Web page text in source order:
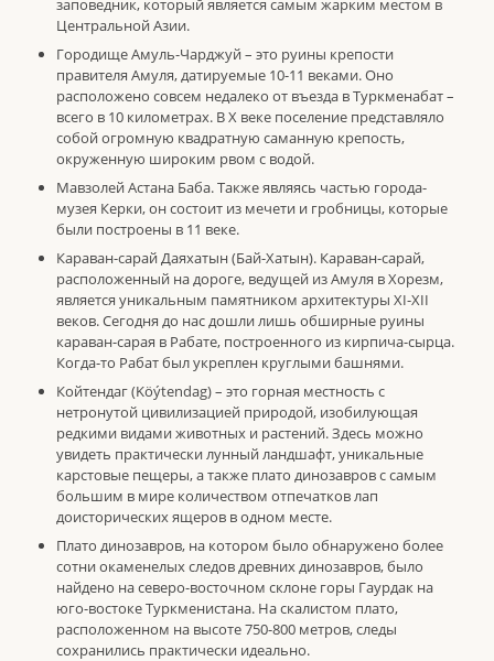
заповедник, который является самым жарким местом в
Центральной Азии.
Городище Амуль-Чарджуй – это руины крепости
правителя Амуля, датируемые 10-11 веками. Оно
расположено совсем недалеко от въезда в Туркменабат –
всего в 10 километрах. В X веке поселение представляло
собой огромную квадратную саманную крепость,
окруженную широким рвом с водой.
Мавзолей Астана Баба. Также являясь частью города-
музея Керки, он состоит из мечети и гробницы, которые
были построены в 11 веке.
Караван-сарай Даяхатын (Бай-Хатын). Караван-сарай,
расположенный на дороге, ведущей из Амуля в Хорезм,
является уникальным памятником архитектуры XI-XII
веков. Сегодня до нас дошли лишь обширные руины
караван-сарая в Рабате, построенного из кирпича-сырца.
Когда-то Рабат был укреплен круглыми башнями.
Койтендаг (Köýtendag) – это горная местность с
нетронутой цивилизацией природой, изобилующая
редкими видами животных и растений. Здесь можно
увидеть практически лунный ландшафт, уникальные
карстовые пещеры, а также плато динозавров с самым
большим в мире количеством отпечатков лап
доисторических ящеров в одном месте.
Плато динозавров, на котором было обнаружено более
сотни окаменелых следов древних динозавров, было
найдено на северо-восточном склоне горы Гаурдак на
юго-востоке Туркменистана. На скалистом плато,
расположенном на высоте 750-800 метров, следы
сохранились практически идеально.